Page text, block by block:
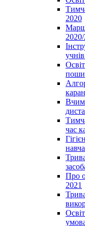
2020
час
Про
2021